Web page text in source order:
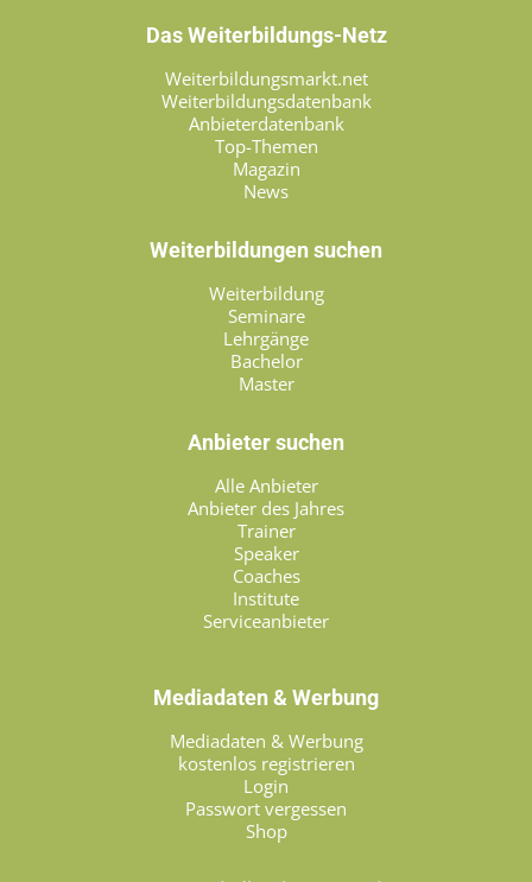
Das Weiterbildungs-Netz
Weiterbildungsmarkt.net
Weiterbildungsdatenbank
Anbieterdatenbank
Top-Themen
Magazin
News
Weiterbildungen suchen
Weiterbildung
Seminare
Lehrgänge
Bachelor
Master
Anbieter suchen
Alle Anbieter
Anbieter des Jahres
Trainer
Speaker
Coaches
Institute
Serviceanbieter
Mediadaten & Werbung
Mediadaten & Werbung
kostenlos registrieren
Login
Passwort vergessen
Shop